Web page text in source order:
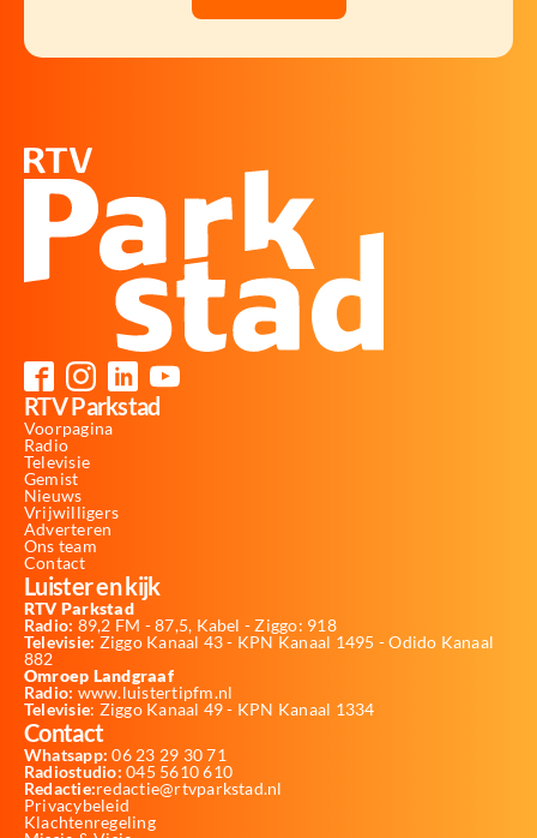
RTV Parkstad
Voorpagina
Radio
Televisie
Gemist
Nieuws
Vrijwilligers
Adverteren
Ons team
Contact
Luister en kijk
RTV Parkstad
Radio: 89,2 FM - 87,5, Kabel - Ziggo: 918
Televisie: Ziggo Kanaal 43 - KPN Kanaal 1495 - Odido Kanaal
882
Omroep Landgraaf
Radio: www.luistertipfm.nl
Televisie: Ziggo Kanaal 49 - KPN Kanaal 1334
Contact
Whatsapp: 06 23 29 30 71
Radiostudio: 045 5610 610
Redactie:redactie@rtvparkstad.nl
Privacybeleid
Klachtenregeling